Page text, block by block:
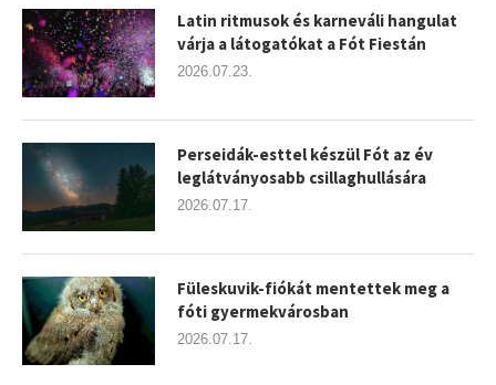
Latin ritmusok és karneváli hangulat
várja a látogatókat a Fót Fiestán
2026.07.23.
Perseidák-esttel készül Fót az év
leglátványosabb csillaghullására
2026.07.17.
Füleskuvik-fiókát mentettek meg a
fóti gyermekvárosban
2026.07.17.